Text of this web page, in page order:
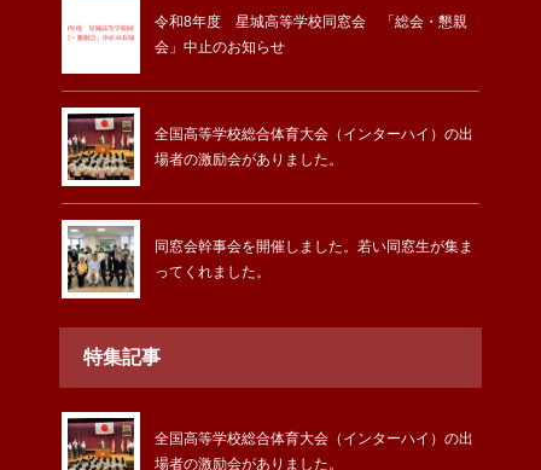
令和8年度 星城高等学校同窓会 「総会・懇親
会」中止のお知らせ
全国高等学校総合体育大会（インターハイ）の出
場者の激励会がありました。
同窓会幹事会を開催しました。若い同窓生が集ま
ってくれました。
特集記事
全国高等学校総合体育大会（インターハイ）の出
場者の激励会がありました。